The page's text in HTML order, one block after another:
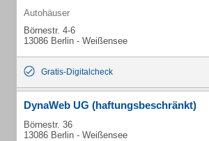
Autohäuser
Börnestr. 4-6
13086 Berlin - Weißensee
Gratis-Digitalcheck
DynaWeb UG (haftungsbeschränkt)
Börnestr. 36
13086 Berlin - Weißensee